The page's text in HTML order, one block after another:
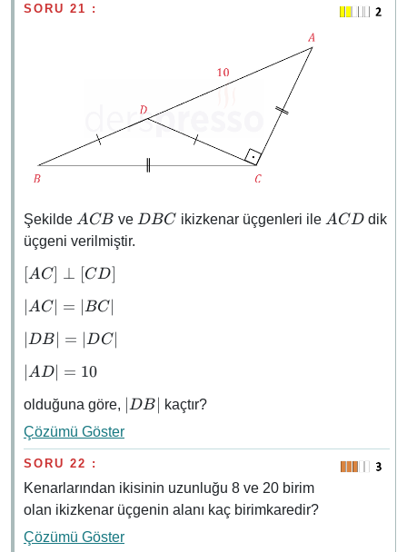
SORU 21 :
Şekilde ACB
ACB ve DBC
DBC ikizkenar üçgenleri ile ACD
ACD dik
üçgeni verilmiştir.
[AC]
[CD]
[AC] ⊥ [CD]
\abs{AC}
\abs{BC}
AC = BC
\abs{DB}
\abs{DC}
DB = ∣DC∣
\abs{AD}
AD = 10
olduğuna göre, \abs{DB}
DB
kaçtır?
Çözümü Göster
SORU 22 :
Kenarlarından ikisinin uzunluğu 8 ve 20 birim
olan ikizkenar üçgenin alanı kaç birimkaredir?
Çözümü Göster